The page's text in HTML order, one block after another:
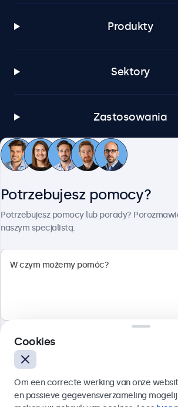
Produkty
Sektory
Zastosowania
Obsługa klienta
Polski
Potrzebujesz pomocy?
Potrzebujesz pomocy lub porady?
naszym specjalistą.
Wyślij
Cookies
Om een correcte werking van onze
en passieve gegevensverzameling